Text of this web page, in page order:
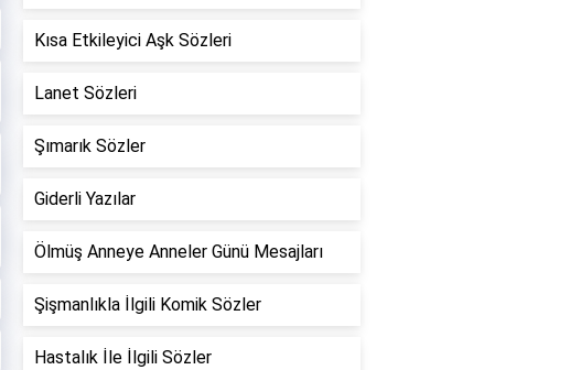
Kısa Etkileyici Aşk Sözleri
Lanet Sözleri
Şımarık Sözler
Giderli Yazılar
Ölmüş Anneye Anneler Günü Mesajları
Şişmanlıkla İlgili Komik Sözler
Hastalık İle İlgili Sözler